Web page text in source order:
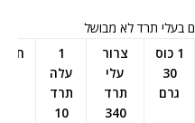
בעלי תרד לא מבושל
1 כוס
30
גרם
צרור
עלי
תרד
340
1
עלה
תרד
10